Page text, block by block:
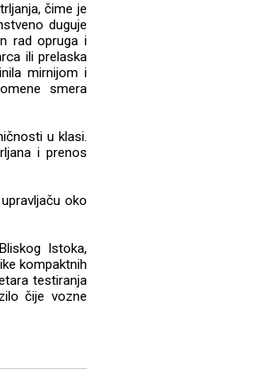
čime je
duguje
rad opruga i
ili prelaska
mirnijom i
smera
u klasi.
i prenos
oko
Istoka,
kompaktnih
testiranja
čije vozne